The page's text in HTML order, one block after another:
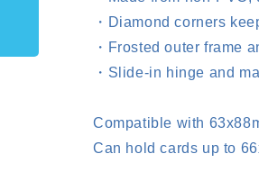
・Diamond corners
・Frosted outer frame
・Slide-in hinge and
Compatible with
Can hold cards up to